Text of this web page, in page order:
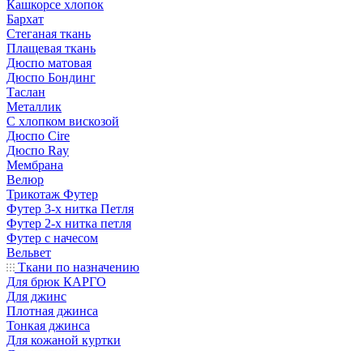
Кашкорсе хлопок
Бархат
Стеганая ткань
Плащевая ткань
Дюспо матовая
Дюспо Бондинг
Таслан
Металлик
С хлопком вискозой
Дюспо Cire
Дюспо Ray
Мембрана
Велюр
Трикотаж Футер
Футер 3-х нитка Петля
Футер 2-х нитка петля
Футер с начесом
Вельвет
Ткани по назначению
Для брюк КАРГО
Для джинс
Плотная джинса
Тонкая джинса
Для кожаной куртки